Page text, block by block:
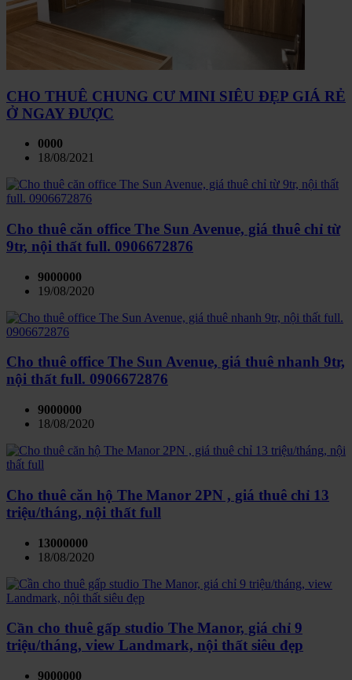
CHO THUÊ CHUNG CƯ MINI SIÊU ĐẸP GIÁ RẺ
Ở NGAY ĐƯỢC
0000
18/08/2021
Cho thuê căn office The Sun Avenue, giá thuê chỉ từ
9tr, nội thất full. 0906672876
9000000
19/08/2020
Cho thuê office The Sun Avenue, giá thuê nhanh 9tr,
nội thất full. 0906672876
9000000
18/08/2020
Cho thuê căn hộ The Manor 2PN , giá thuê chỉ 13
triệu/tháng, nội thất full
13000000
18/08/2020
Cần cho thuê gấp studio The Manor, giá chỉ 9
triệu/tháng, view Landmark, nội thất siêu đẹp
9000000